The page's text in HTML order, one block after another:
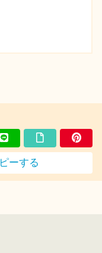
ーする